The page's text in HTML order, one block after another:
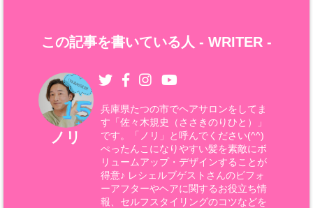
この記事を書いている人 - WRITER -
ノリ
兵庫県たつの市でヘアサロンをしてま
す「佐々木規史（ささきのりひと）」
です。「ノリ」と呼んでください(^^)
ぺったんこになりやすい髪を素敵にボ
リュームアップ・デザインすることが
得意♪ レシェルブゲストさんのビフォ
ーアフターやヘアに関するお役立ち情
報、セルフスタイリングのコツなどを